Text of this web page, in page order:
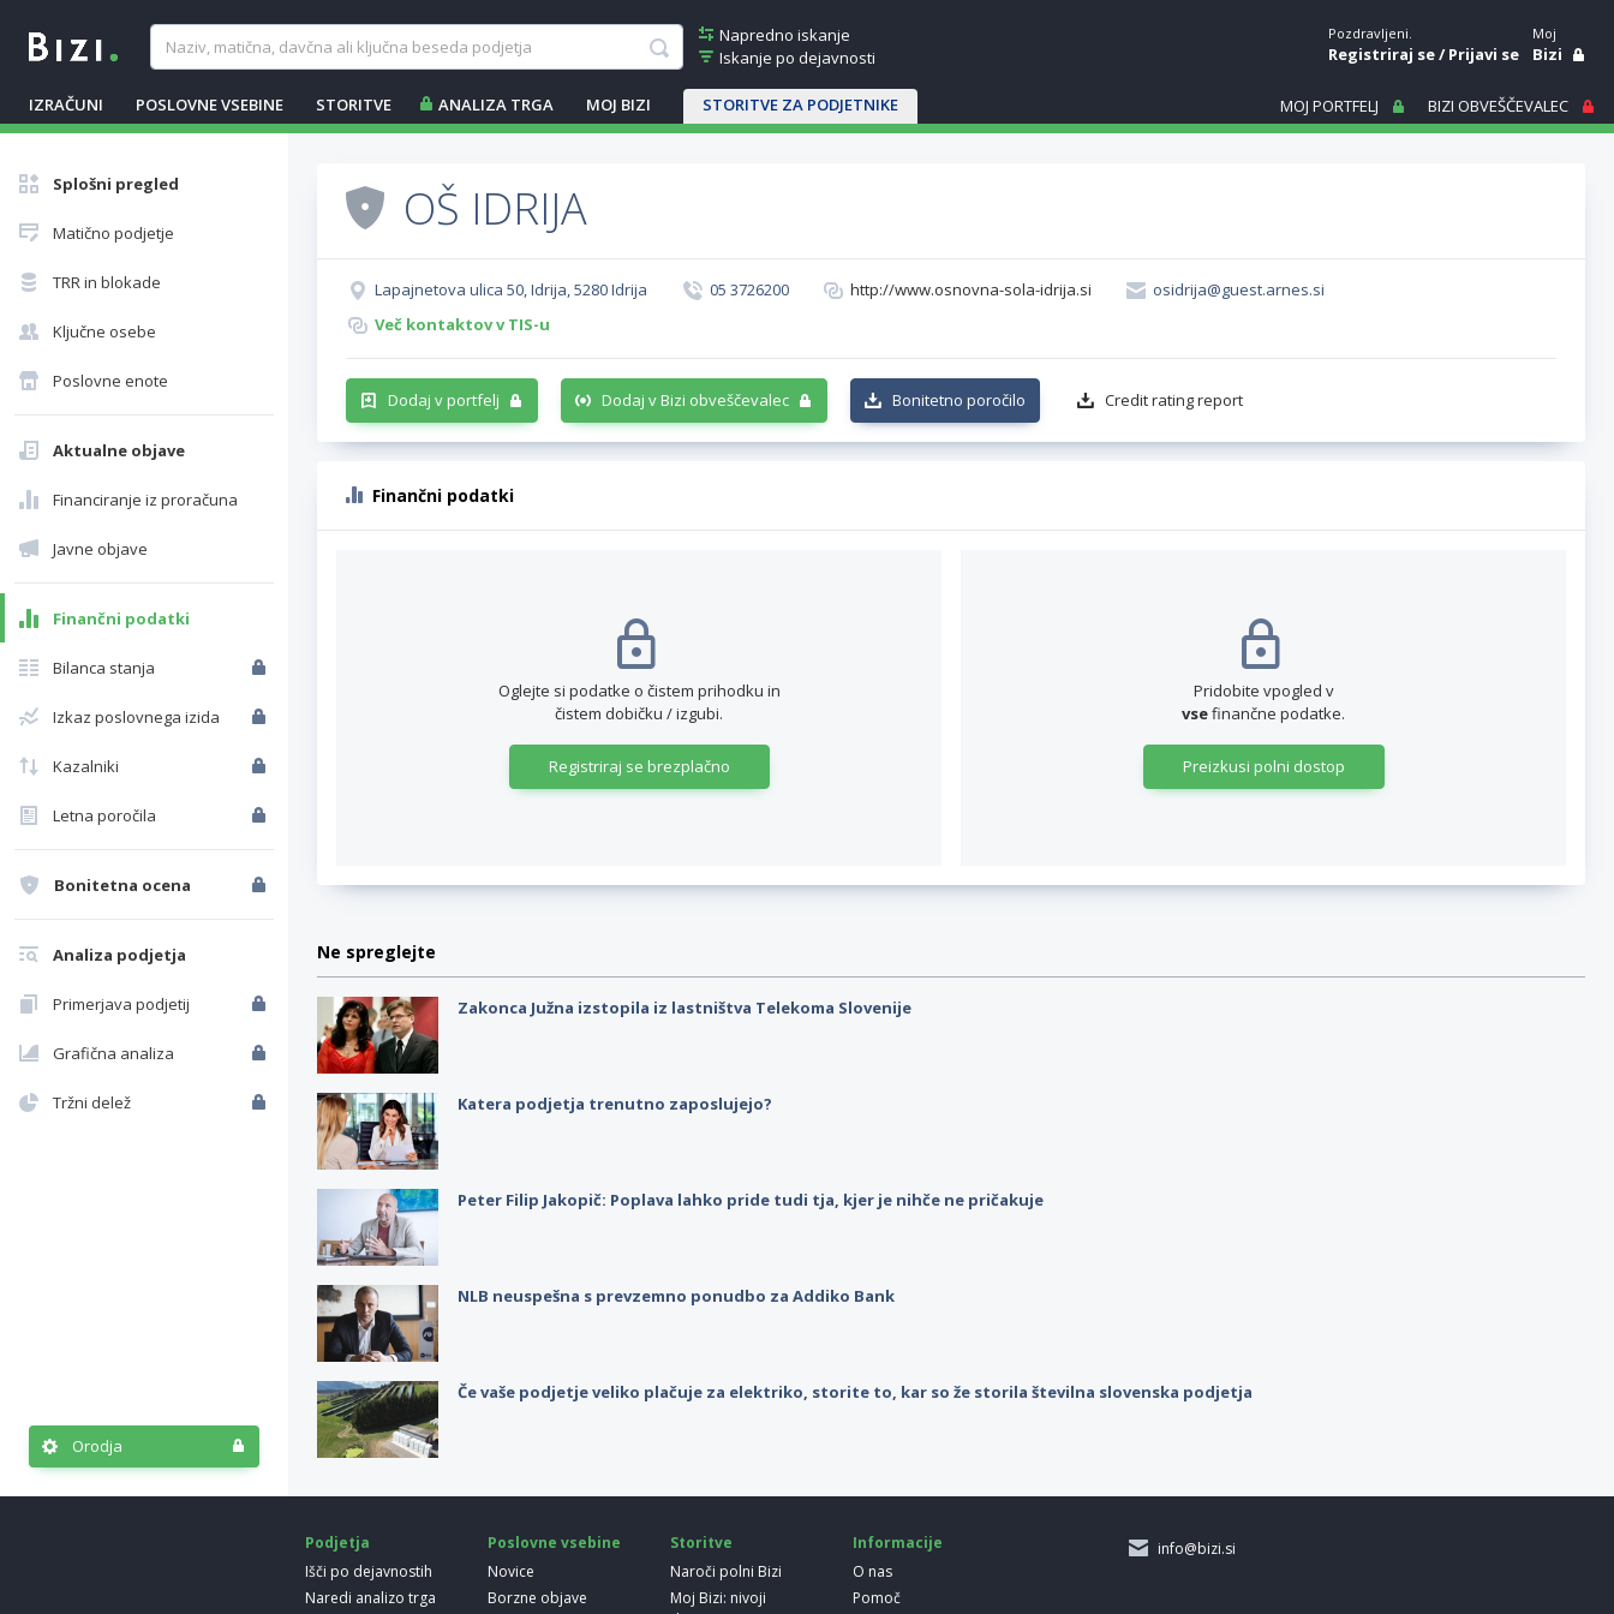
Napredno iskanje
Iskanje po dejavnosti
IZRAČUNI POSLOVNE VSEBINE STORITVE ANALIZA TRGA MOJ BIZI STORITVE ZA PODJETNIKE
Pozdravljeni.
Registriraj se/Prijavi se
Moj
Bizi
MOJ PORTFELJ BIZI OBVEŠČEVALEC
Splošni pregled
Matično podjetje
TRR in blokade
Ključne osebe
Poslovne enote
Aktualne objave
Financiranje iz proračuna
Javne objave
Finančni podatki
Bilanca stanja
Izkaz poslovnega izida
Kazalniki
Letna poročila
Bonitetna ocena
Analiza podjetja
Primerjava podjetij
Grafična analiza
Tržni delež
Orodja
OŠ IDRIJA
Lapajnetova ulica 50, Idrija, 5280 Idrija 05 3726200 http://www.osnovna-sola-idrija.si
osidrija@guest.arnes.si
Več kontaktov v TIS-u
Dodaj v portfelj Dodaj v Bizi obveščevalec Bonitetno poročilo Credit rating report
Finančni podatki
Oglejte si podatke o čistem prihodku in
čistem dobičku / izgubi.
Registriraj se brezplačno
Pridobite vpogled v
vsefinančne podatke.
Preizkusi polni dostop
Ne spreglejte
Zakonca Južna izstopila iz lastništva Telekoma Slovenije
Katera podjetja trenutno zaposlujejo?
Peter Filip Jakopič: Poplava lahko pride tudi tja, kjer je nihče ne pričakuje
NLB neuspešna s prevzemno ponudbo za Addiko Bank
Če vaše podjetje veliko plačuje za elektriko, storite to, kar so že storila številna slovenska podjetja
Podjetja
Išči po dejavnostih
Naredi analizo trga
Poslovne vsebine
Novice
Borzne objave
Storitve
Naroči polni Bizi
Moj Bizi: nivoji
Informacije
O nas
Pomoč
info@bizi.si